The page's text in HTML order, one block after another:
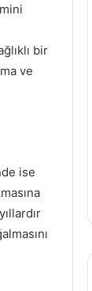
bir
ve
ise